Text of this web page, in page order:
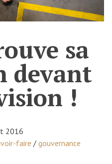
sa
devant
!
2016
faire / gouvernance